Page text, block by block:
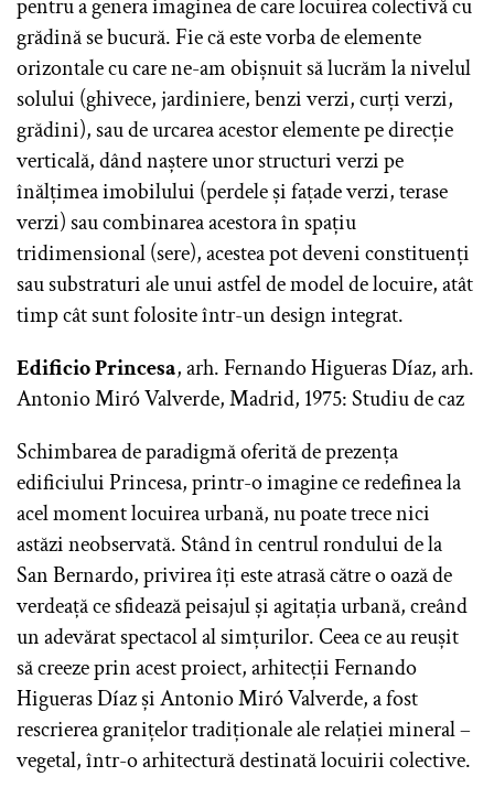
pentru a genera imaginea de care locuirea colectivă cu
grădină se bucură. Fie că este vorba de elemente
orizontale cu care ne-am obișnuit să lucrăm la nivelul
solului (ghivece, jardiniere, benzi verzi, curți verzi,
grădini), sau de urcarea acestor elemente pe direcție
verticală, dând naștere unor structuri verzi pe
înălțimea imobilului (perdele și fațade verzi, terase
verzi) sau combinarea acestora în spațiu
tridimensional (sere), acestea pot deveni constituenți
sau substraturi ale unui astfel de model de locuire, atât
timp cât sunt folosite într-un design integrat.
Edificio Princesa, arh. Fernando Higueras Díaz, arh.
Antonio Miró Valverde, Madrid, 1975: Studiu de caz
Schimbarea de paradigmă oferită de prezența
edificiului Princesa, printr-o imagine ce redefinea la
acel moment locuirea urbană, nu poate trece nici
astăzi neobservată. Stând în centrul rondului de la
San Bernardo, privirea îți este atrasă către o oază de
verdeață ce sfidează peisajul și agitația urbană, creând
un adevărat spectacol al simțurilor. Ceea ce au reușit
să creeze prin acest proiect, arhitecții Fernando
Higueras Díaz și Antonio Miró Valverde, a fost
rescrierea granițelor tradiționale ale relației mineral –
vegetal, într-o arhitectură destinată locuirii colective.